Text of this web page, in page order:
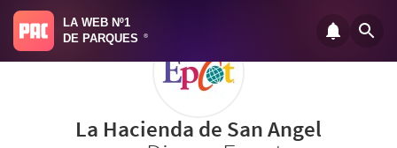
LA WEB Nº1
DE PARQUES
®
La Hacienda de San Angel